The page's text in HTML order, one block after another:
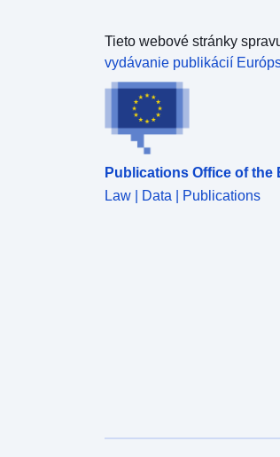
Tieto webové stránky
vydávanie publikácií
Publications Office of the
Law | Data | Publications